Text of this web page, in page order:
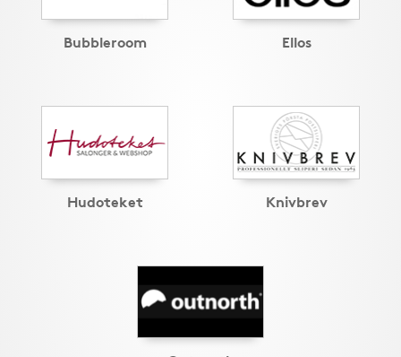
Bubbleroom Ellos
Hudoteket Knivbrev